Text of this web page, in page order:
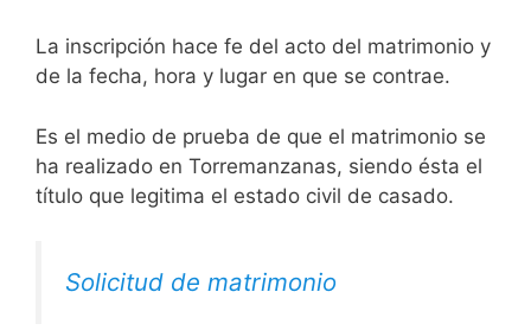
La inscripción hace fe del acto del matrimonio y
de la fecha, hora y lugar en que se contrae.
Es el medio de prueba de que el matrimonio se
ha realizado en Torremanzanas, siendo ésta el
título que legitima el estado civil de casado.
Solicitud de matrimonio